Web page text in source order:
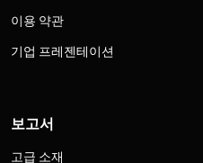
이용 약관
기업 프레젠테이션
보고서
고급 소재